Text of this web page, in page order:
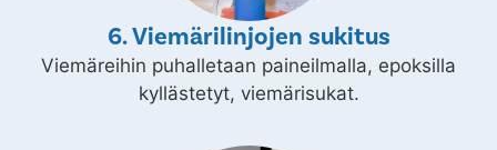
6. Viemärilinjojen sukitus
Viemäreihin puhalletaan paineilmalla, epoksilla
kyllästetyt, viemärisukat.